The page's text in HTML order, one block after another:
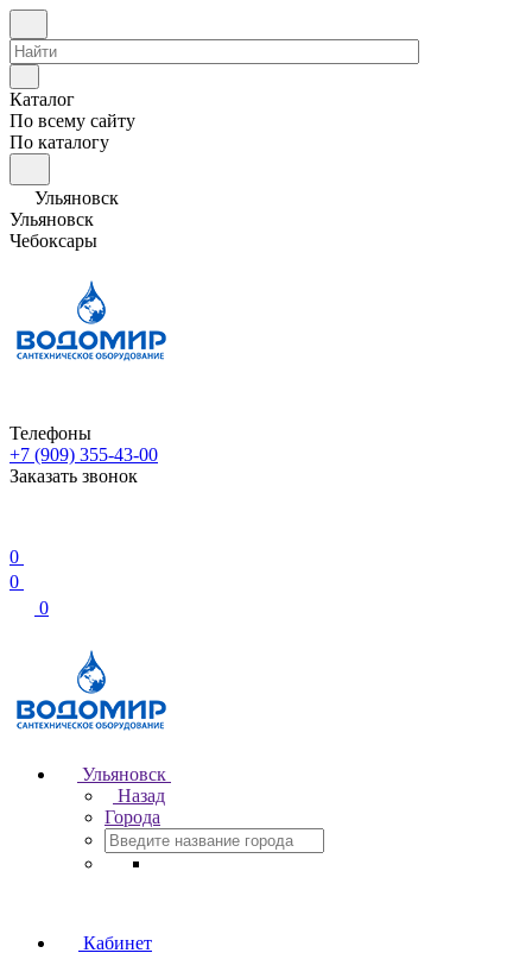
Каталог
По всему сайту
По каталогу
Ульяновск
Ульяновск
Чебоксары
Телефоны
+7 (909) 355-43-00
Заказать звонок
0
0
0
Ульяновск
Назад
Города
Кабинет